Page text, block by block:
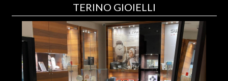
TERINO GIOIELLI